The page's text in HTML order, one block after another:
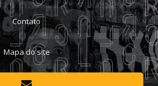
Contato
Mapa do site